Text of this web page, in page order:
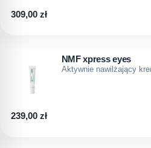
309,00zł
NMF xpress eyes
Aktywnie nawilżający
239,00zł